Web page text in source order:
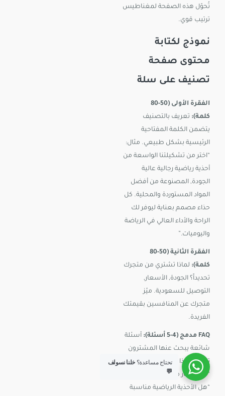
تُحوّل هذه الصفحة لمغناطيس
ترتيب قوي.
نموذج لكتابة
محتوى صفحة
تصنيف على سلة
الفقرة الأولى (50-80
كلمة): تعريف بالتصنيف
يتضمن الكلمة المفتاحية
الرئيسية بشكل طبيعي. مثال:
“اختر من تشكيلتنا الواسعة من
أحذية رياضية رجالية عالية
الجودة, المصنوعة من أفضل
المواد المستوردة والمحلية. كل
حذاء مصمم بعناية ليوفر لك
الراحة والأداء العالي في الرياضة
واليوميات.”
الفقرة الثانية (50-80
كلمة): لماذا تشتري من متجرك
تحديداً؟ الجودة, الأسعار,
التوصيل للسعودية. ميّز
متجرك عن المنافسين بقيمتك
الفريدة.
FAQ مدمج (4-5 أسئلة):
أسئلة
شائعة يبحث عنها المشترون
تتعلق بهذا التصنيف. مثل:
“كيف أختار مقاسي الصحيح؟”,
“هل الأحذية الرياضية مناسبة
تحتاج مساعدة؟ خلنا نسولف
💬